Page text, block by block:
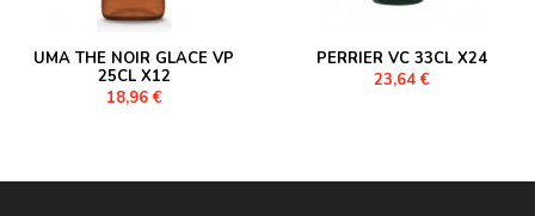
UMA THE NOIR GLACE VP
25CL X12
18,96 €
PERRIER VC 33CL X24
23,64 €